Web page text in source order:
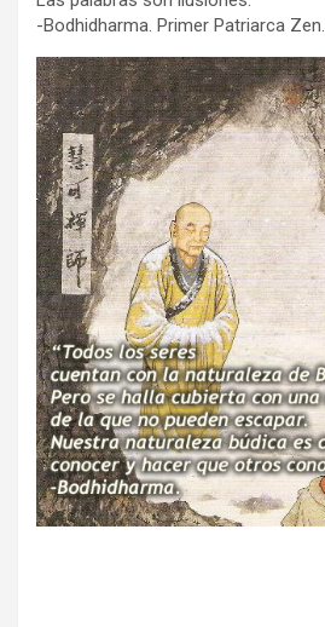
-Bodhidharma. Primer Patriarca Zen.